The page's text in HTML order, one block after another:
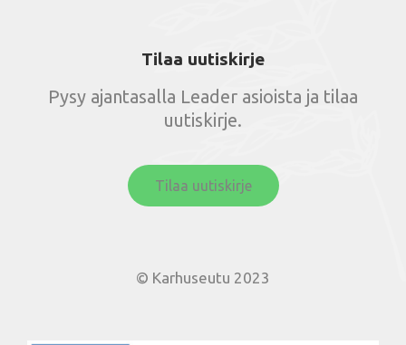
Tilaa uutiskirje
Pysy ajantasalla Leader asioista ja tilaa
uutiskirje.
Tilaa uutiskirje
© Karhuseutu 2023